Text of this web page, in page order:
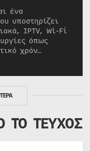
ένα
υποστηρίζει
IPTV, Wi-Fi
όπως
χρόν…
ΤΟ ΤΕΥΧΟΣ